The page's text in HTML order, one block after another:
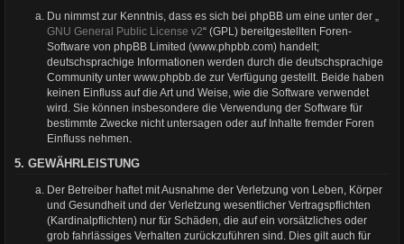
Du nimmst zur Kenntnis, dass es sich bei phpBB um eine unter der „
GNU General Public License v2“ (GPL) bereitgestellten Foren-
Software von phpBB Limited (www.phpbb.com) handelt;
deutschsprachige Informationen werden durch die deutschsprachige
Community unter www.phpbb.de zur Verfügung gestellt. Beide haben
keinen Einfluss auf die Art und Weise, wie die Software verwendet
wird. Sie können insbesondere die Verwendung der Software für
bestimmte Zwecke nicht untersagen oder auf Inhalte fremder Foren
Einfluss nehmen.
5. GEWÄHRLEISTUNG
Der Betreiber haftet mit Ausnahme der Verletzung von Leben, Körper
und Gesundheit und der Verletzung wesentlicher Vertragspflichten
(Kardinalpflichten) nur für Schäden, die auf ein vorsätzliches oder
grob fahrlässiges Verhalten zurückzuführen sind. Dies gilt auch für